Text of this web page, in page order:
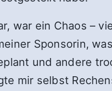
war ein Chaos –
Sponsorin,
und andere
mir selbst